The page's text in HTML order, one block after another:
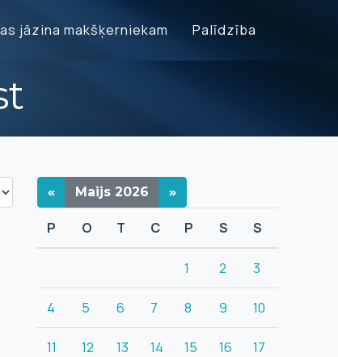
jāzina makšķerniekam Palīdzība
« Maijs 2026 »
P O T C P S S
1 2 3
4 5 6 7 8 9 10
11 12 13 14 15 16 17